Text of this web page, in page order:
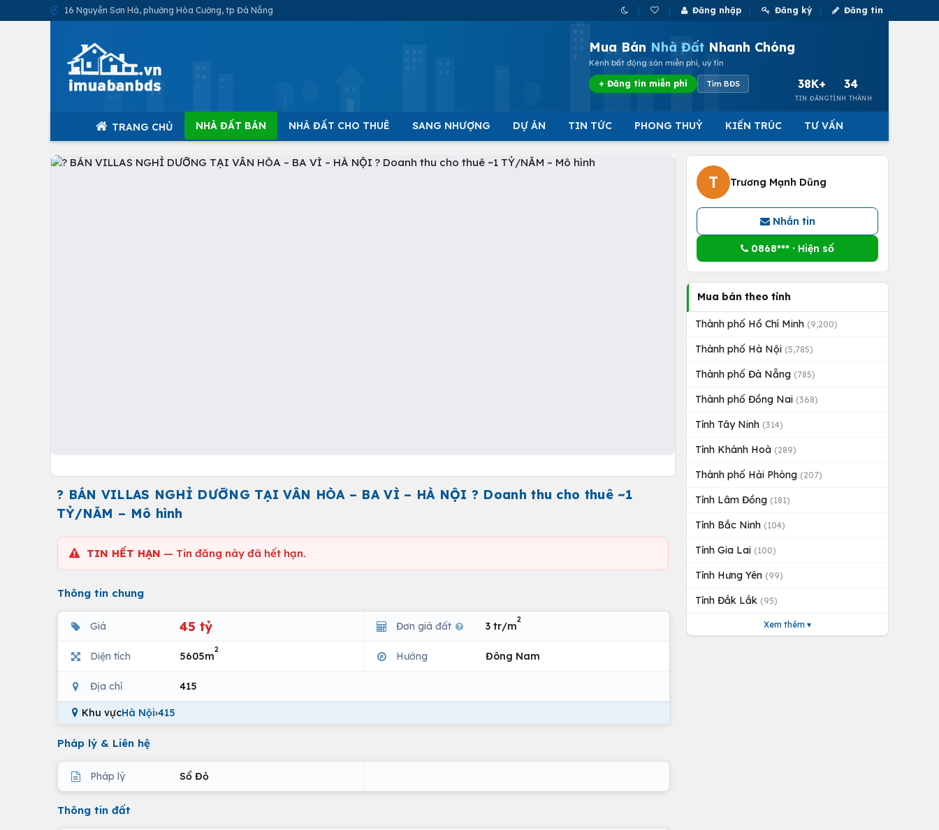
16 Nguyễn Sơn Hà, phường Hòa Cường, tp Đà Nẵng Đăng nhập Đăng ký Đăng tin
Mua Bán Nhà Đất Nhanh Chóng
Kênh bất động sản miễn phí, uy tín
+ Đăng tin miễn phí Tìm BĐS 38K+
TIN ĐĂNG
34
TỈNH THÀNH
TRANG CHỦ NHÀ ĐẤT BÁN NHÀ ĐẤT CHO THUÊ SANG NHƯỢNG DỰ ÁN TIN TỨC PHONG THUỶ KIẾN TRÚC TƯ VẤN
? BÁN VILLAS NGHỈ DƯỠNG TẠI VÂN HÒA – BA VÌ – HÀ NỘI ? Doanh thu cho thuê ~1
TỶ/NĂM – Mô hình
TIN HẾT HẠN — Tin đăng này đã hết hạn.
Thông tin chung
Giá 45 tỷ Đơn giá đất 3 tr/m
2
Diện tích 5605m
2
Hướng Đông Nam
Địa chỉ 415
Khu vựcHà Nội›415
Pháp lý & Liên hệ
Pháp lý Sổ Đỏ
Thông tin đất
T Trương Mạnh Dũng
Nhắn tin
0868*** · Hiện số
Mua bán theo tỉnh
Thành phố Hồ Chí Minh (9,200)
Thành phố Hà Nội (5,785)
Thành phố Đà Nẵng (785)
Thành phố Đồng Nai (368)
Tỉnh Tây Ninh (314)
Tỉnh Khánh Hoà (289)
Thành phố Hải Phòng (207)
Tỉnh Lâm Đồng (181)
Tỉnh Bắc Ninh (104)
Tỉnh Gia Lai (100)
Tỉnh Hưng Yên (99)
Tỉnh Đắk Lắk (95)
Xem thêm ▾